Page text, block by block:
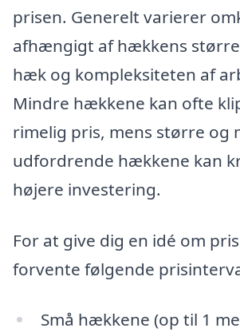
prisen. Generelt varierer
afhængigt af hækkens
hæk og kompleksiteten af
Mindre hækkene kan ofte
rimelig pris, mens større og
udfordrende hækkene kan
højere investering.
For at give dig en idé om
forvente følgende
Små hækkene (op til 1